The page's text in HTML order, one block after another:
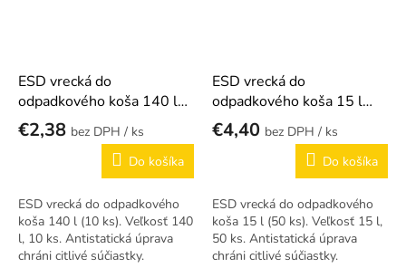
ESD vrecká do
odpadkového koša 140 l
(10 ks)
€2,38
/ ks
Do košíka
ESD vrecká do odpadkového
koša 140 l (10 ks). Veľkosť 140
l, 10 ks. Antistatická úprava
chráni citlivé súčiastky.
ESD vrecká do
odpadkového koša 15 l
(50 ks)
€4,40
/ ks
Do košíka
ESD vrecká do odpadkového
koša 15 l (50 ks). Veľkosť 15 l,
50 ks. Antistatická úprava
chráni citlivé súčiastky.